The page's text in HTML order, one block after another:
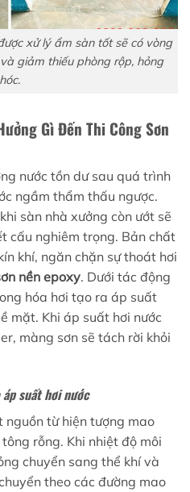
xử lý ẩm sàn tốt sẽ có vòng
giảm thiếu phòng rộp, hỏng
hóc.
Gì Đến Thi Công Sơn
nước tồn dư sau quá trình
ngầm thẩm thấu ngược.
sàn nhà xưởng còn ướt sẽ
cấu nghiêm trọng. Bản chất
khí, ngăn chặn sự thoát hơi
nền epoxy. Dưới tác động
hóa hơi tạo ra áp suất
mặt. Khi áp suất hơi nước
màng sơn sẽ tách rời khỏi
suất hơi nước
nguồn từ hiện tượng mao
rỗng. Khi nhiệt độ môi
chuyển sang thể khí và
theo các đường mao